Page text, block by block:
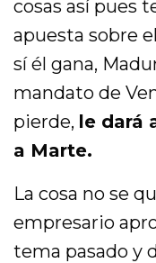
cosas así pues
apuesta sobre
sí él gana,
mandato de
pierde, le dará
a Marte.
La cosa no se
empresario
tema pasado y